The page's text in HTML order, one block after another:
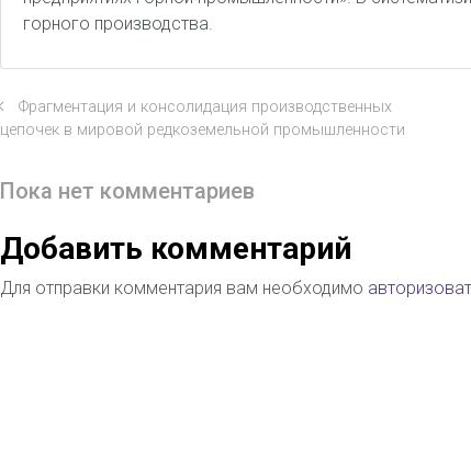
горного производства.
Фрагментация и консолидация производственных
цепочек в мировой редкоземельной промышленности
Пока нет комментариев
Добавить комментарий
Для отправки комментария вам необходимо